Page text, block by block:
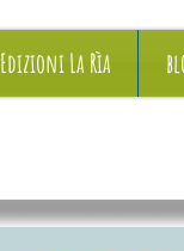
Edizioni La Rìa